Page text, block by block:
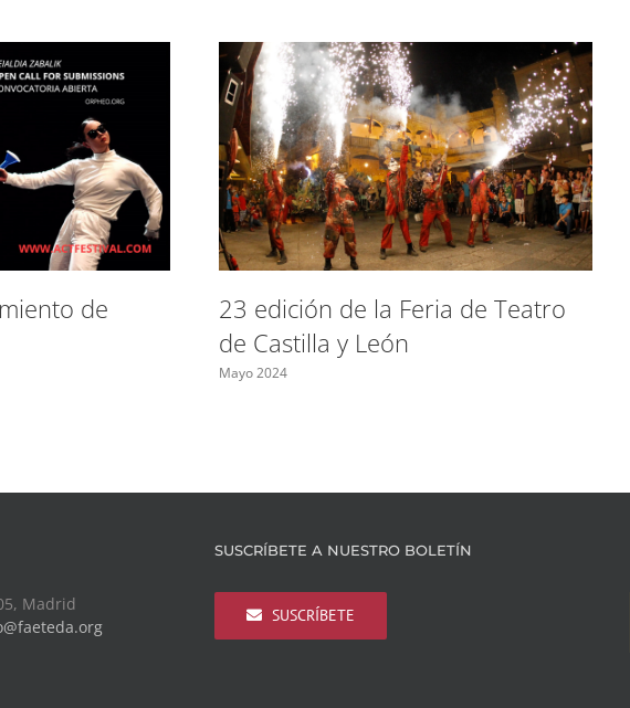
de
23 edición de la Feria de Teatro
de Castilla y León
Mayo 2024
Madrid
SUSCRÍBETE A NUESTRO BOLETÍN
SUSCRÍBETE